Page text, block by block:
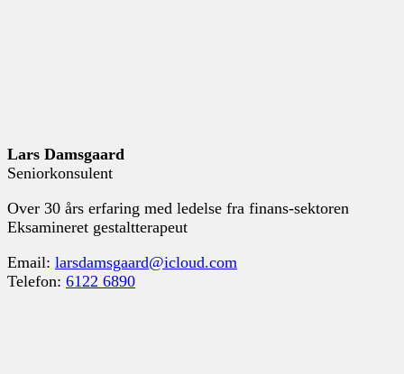
Lars Damsgaard
Seniorkonsulent
Over 30 års erfaring med ledelse fra finans-sektoren
Eksamineret gestaltterapeut
Email: larsdamsgaard@icloud.com
Telefon: 6122 6890